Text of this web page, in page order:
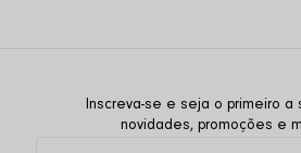
Inscreva-se e seja o primeiro a
novidades, promoções e